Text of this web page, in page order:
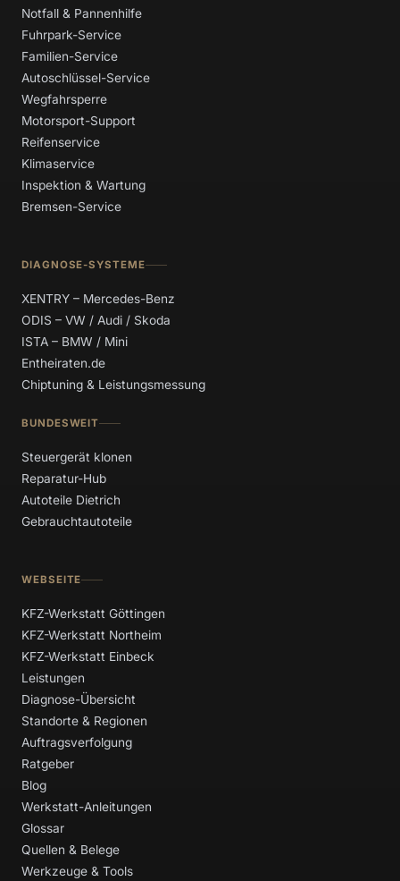
Notfall & Pannenhilfe
Fuhrpark-Service
Familien-Service
Autoschlüssel-Service
Wegfahrsperre
Motorsport-Support
Reifenservice
Klimaservice
Inspektion & Wartung
Bremsen-Service
DIAGNOSE-SYSTEME
XENTRY – Mercedes-Benz
ODIS – VW / Audi / Skoda
ISTA – BMW / Mini
Entheiraten.de
Chiptuning & Leistungsmessung
BUNDESWEIT
Steuergerät klonen
Reparatur-Hub
Autoteile Dietrich
Gebrauchtautoteile
WEBSEITE
KFZ-Werkstatt Göttingen
KFZ-Werkstatt Northeim
KFZ-Werkstatt Einbeck
Leistungen
Diagnose-Übersicht
Standorte & Regionen
Auftragsverfolgung
Ratgeber
Blog
Werkstatt-Anleitungen
Glossar
Quellen & Belege
Werkzeuge & Tools